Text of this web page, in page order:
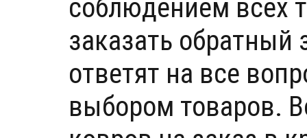
соблюдением всех
заказать
ответят на все
выбором товаров.